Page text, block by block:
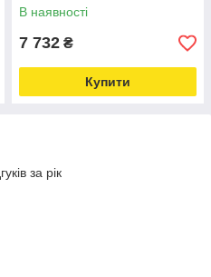
В наявності
7 732 ₴
Купити
за рік